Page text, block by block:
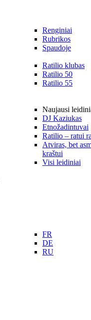
Renginiai
Rubrikos
Spaudoje
Ratilio klubas
Ratilio 50
Ratilio 55
Naujausi
DJ Kaziukas
Etnožadintuvai
Ratilio – ratui
Atviras, bet
kraštui
Visi leidiniai
FR
DE
RU